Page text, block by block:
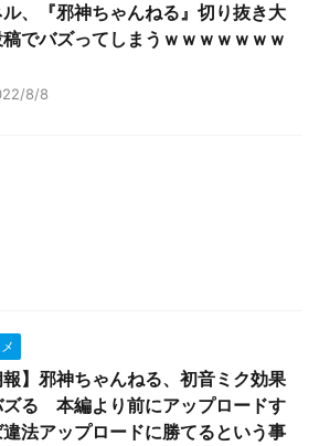
ル、『邪神ちゃんねる』切り抜き大
でバズってしまうｗｗｗｗｗｗｗ
8/8
報】邪神ちゃんねる、初音ミク効果
ズる 本編より前にアップロードす
法アップロードに勝てるという事